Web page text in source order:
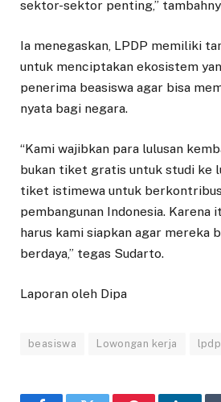
sektor-sektor penting,”
Ia menegaskan, LPDP memiliki
untuk menciptakan ekosistem
penerima beasiswa agar bisa
nyata bagi negara.
“Kami wajibkan para lulusan
bukan tiket gratis untuk studi ke
tiket istimewa untuk
pembangunan Indonesia. Karena
harus kami siapkan agar mereka
berdaya,” tegas Sudarto.
Laporan oleh Dipa
beasiswa Lowongan kerja lpdp